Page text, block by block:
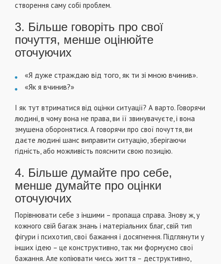
створення саму собі проблем.
3. Більше говоріть про свої
почуття, менше оцінюйте
оточуючих
«Я дуже страждаю від того, як ти зі мною вчинив».
«Як я вчинив?»
І як тут втриматися від оцінки ситуації? А варто. Говорячи
людині, в чому вона не права, ви її звинувачуєте, і вона
змушена оборонятися. А говорячи про свої почуття, ви
даєте людині шанс виправити ситуацію, зберігаючи
гідність, або можливість пояснити свою позицію.
4. Більше думайте про себе,
менше думайте про оцінки
оточуючих
Порівнювати себе з іншими – пропаща справа. Знову ж, у
кожного свій багаж знань і матеріальних благ, свій тип
фігури і психотип, свої бажання і досягнення. Підглянути у
інших ідею – це конструктивно, так ми формуємо свої
бажання. Але копіювати чиєсь життя – деструктивно,